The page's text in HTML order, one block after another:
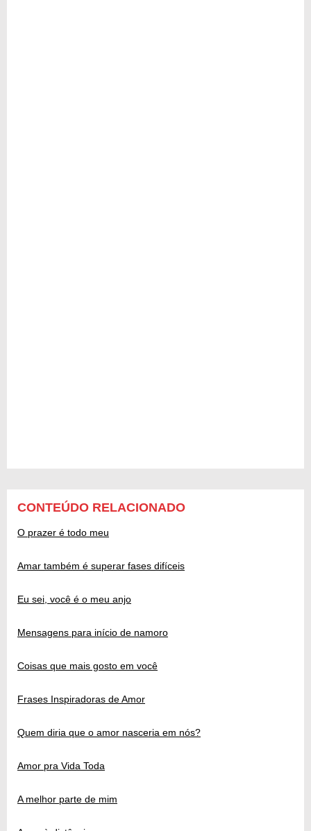
CONTEÚDO RELACIONADO
O prazer é todo meu
Amar também é superar fases difíceis
Eu sei, você é o meu anjo
Mensagens para início de namoro
Coisas que mais gosto em você
Frases Inspiradoras de Amor
Quem diria que o amor nasceria em nós?
Amor pra Vida Toda
A melhor parte de mim